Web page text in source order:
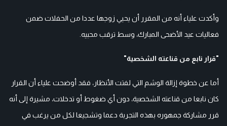
وأكدت علياء أنه من المقرر أن يحيي زوجها عددا من الحفلات ضمن
فعاليات عيد الأضحى المبارك، وسط ترقب محبيه.
"قرار نابع من قناعته الشخصية"
أما عن خطوة إزالة الوشم التي لفتت الأنظار، فقد أوضحت علياء أن القرار
كان نابعا من قناعته الشخصية، دون أي ضغوط أو تدخلات، مشيرة إلى أنه
قرر مشاركة جمهوره بهذه التجربة دعما وتشجيعا لكل من يرغب في